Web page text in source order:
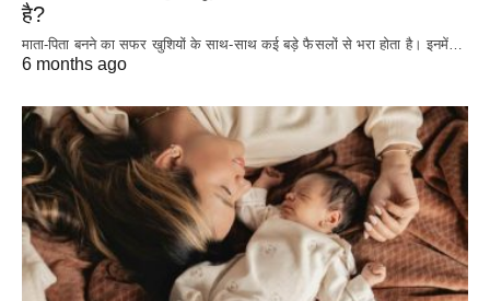
है?
माता-पिता बनने का सफर खुशियों के साथ-साथ कई बड़े फैसलों से भरा होता है। इनमें…
6 months ago